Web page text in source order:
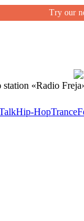
Try our
Hip-HopTrance
«Radio